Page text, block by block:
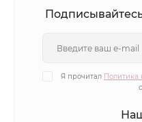
Я прочитал Политика